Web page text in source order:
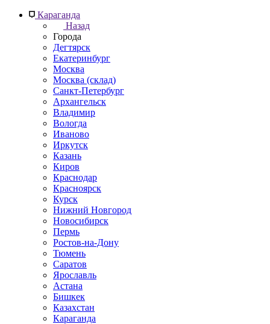
Караганда
Назад
Города
Дегтярск
Екатеринбург
Москва
Москва (склад)
Санкт-Петербург
Архангельск
Владимир
Вологда
Иваново
Иркутск
Казань
Киров
Краснодар
Красноярск
Курск
Нижний Новгород
Новосибирск
Пермь
Ростов-на-Дону
Тюмень
Саратов
Ярославль
Астана
Бишкек
Казахстан
Караганда